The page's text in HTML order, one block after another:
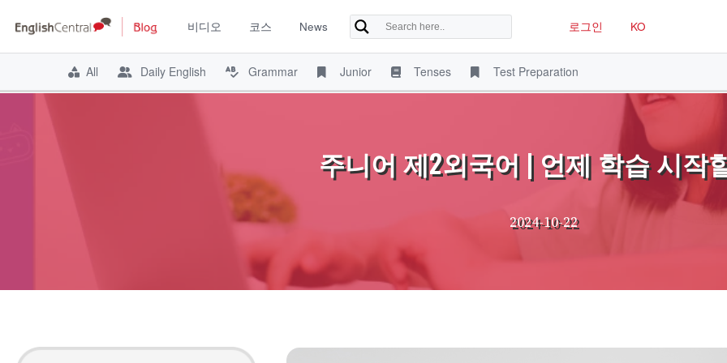
비디오 코스 News 로그인 KO
All Daily English Grammar Junior Tenses Test Preparation
주니어 제2외국어 | 언제 학습 시작
2024-10-22